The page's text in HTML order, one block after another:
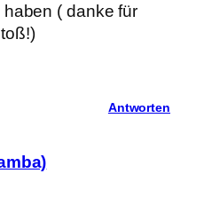
( danke für
Antworten